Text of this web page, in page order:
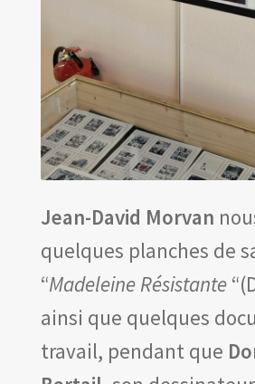
Jean-David Morvan
quelques planches de
“Madeleine Résistante
ainsi que quelques
travail, pendant que